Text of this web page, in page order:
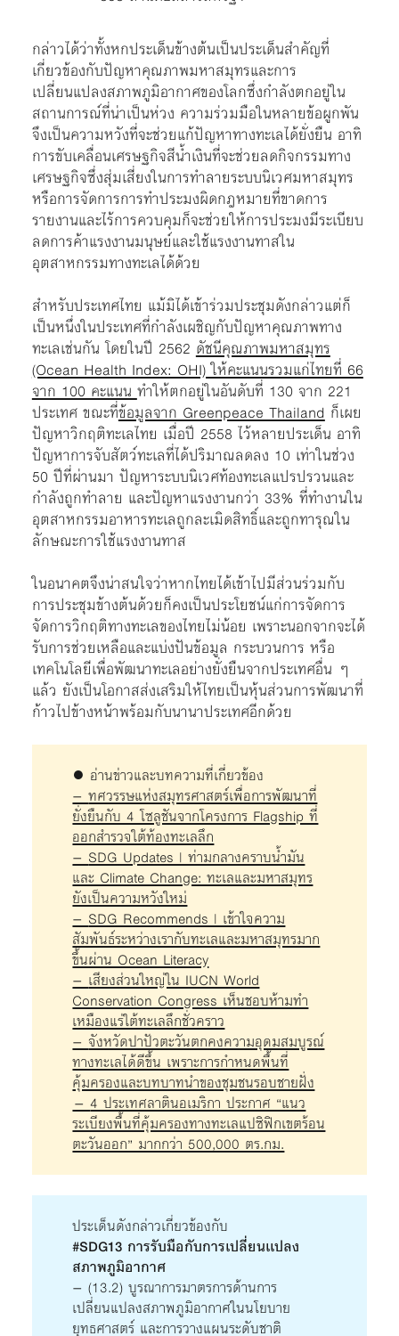
กล่าวได้ว่าทั้งหกประเด็นข้างต้นเป็นประเด็นสำคัญที่
เกี่ยวข้องกับปัญหาคุณภาพมหาสมุทรและการ
เปลี่ยนแปลงสภาพภูมิอากาศของโลกซึ่งกำลังตกอยู่ใน
สถานการณ์ที่น่าเป็นห่วง ความร่วมมือในหลายข้อผูกพัน
จึงเป็นความหวังที่จะช่วยแก้ปัญหาทางทะเลได้ยั่งยืน อาทิ
การขับเคลื่อนเศรษฐกิจสีน้ำเงินที่จะช่วยลดกิจกรรมทาง
เศรษฐกิจซึ่งสุ่มเสี่ยงในการทำลายระบบนิเวศมหาสมุทร
หรือการจัดการการทำประมงผิดกฎหมายที่ขาดการ
รายงานและไร้การควบคุมก็จะช่วยให้การประมงมีระเบียบ
ลดการค้าแรงงานมนุษย์และใช้แรงงานทาสใน
อุตสาหกรรมทางทะเลได้ด้วย
สำหรับประเทศไทย แม้มิได้เข้าร่วมประชุมดังกล่าวแต่ก็
เป็นหนึ่งในประเทศที่กำลังเผชิญกับปัญหาคุณภาพทาง
ทะเลเช่นกัน โดยในปี 2562ดัชนีคุณภาพมหาสมุทร
(Ocean Health Index: OHI) ให้คะแนนรวมแก่ไทยที่ 66
จาก 100 คะแนนทำให้ตกอยู่ในอันดับที่ 130 จาก 221
ประเทศ ขณะที่ข้อมูลจาก Greenpeace Thailandก็เผย
ปัญหาวิกฤติทะเลไทย เมื่อปี 2558 ไว้หลายประเด็น อาทิ
ปัญหาการจับสัตว์ทะเลที่ได้ปริมาณลดลง 10 เท่าในช่วง
50 ปีที่ผ่านมา ปัญหาระบบนิเวศท้องทะเลแปรปรวนและ
กำลังถูกทำลาย และปัญหาแรงงานกว่า 33% ที่ทำงานใน
อุตสาหกรรมอาหารทะเลถูกละเมิดสิทธิ์และถูกทารุณใน
ลักษณะการใช้แรงงานทาส
ในอนาคตจึงน่าสนใจว่าหากไทยได้เข้าไปมีส่วนร่วมกับ
การประชุมข้างต้นด้วยก็คงเป็นประโยชน์แก่การจัดการ
จัดการวิกฤติทางทะเลของไทยไม่น้อย เพราะนอกจากจะได้
รับการช่วยเหลือและแบ่งปันข้อมูล กระบวนการ หรือ
เทคโนโลยีเพื่อพัฒนาทะเลอย่างยั่งยืนจากประเทศอื่น ๆ
แล้ว ยังเป็นโอกาสส่งเสริมให้ไทยเป็นหุ้นส่วนการพัฒนาที่
ก้าวไปข้างหน้าพร้อมกับนานาประเทศอีกด้วย
● อ่านข่าวและบทความที่เกี่ยวข้อง
–ทศวรรษแห่งสมุทรศาสตร์เพื่อการพัฒนาที่
ยั่งยืนกับ 4 โซลูชันจากโครงการ Flagship ที่
ออกสำรวจใต้ท้องทะเลลึก
– SDG Updates | ท่ามกลางคราบน้ำมัน
และ Climate Change: ทะเลและมหาสมุทร
ยังเป็นความหวังใหม่
– SDG Recommends | เข้าใจความ
สัมพันธ์ระหว่างเรากับทะเลและมหาสมุทรมาก
ขึ้นผ่าน Ocean Literacy
– เสียงส่วนใหญ่ใน IUCN World
Conservation Congress เห็นชอบห้ามทำ
เหมืองแร่ใต้ทะเลลึกชั่วคราว
–จังหวัดปาปัวตะวันตกคงความอุดมสมบูรณ์
ทางทะเลได้ดีขึ้น เพราะการกำหนดพื้นที่
คุ้มครองและบทบาทนำของชุมชนรอบชายฝั่ง
–4 ประเทศลาตินอเมริกา ประกาศ “แนว
ระเบียงพื้นที่คุ้มครองทางทะเลแปซิฟิกเขตร้อน
ตะวันออก” มากกว่า 500,000 ตร.กม.
ประเด็นดังกล่าวเกี่ยวข้องกับ
#SDG13 การรับมือกับการเปลี่ยนเเปลง
สภาพภูมิอากาศ
– (13.2) บูรณาการมาตรการด้านการ
เปลี่ยนแปลงสภาพภูมิอากาศในนโยบาย
ยุทธศาสตร์ และการวางแผนระดับชาติ